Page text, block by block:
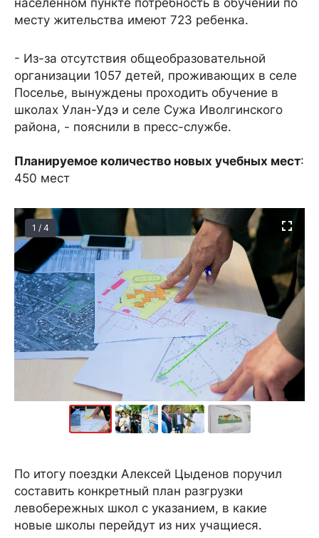
месту жительства имеют 723 ребенка.
- Из-за отсутствия общеобразовательной
организации 1057 детей, проживающих в селе
Поселье, вынуждены проходить обучение в
школах Улан-Удэ и селе Сужа Иволгинского
района, - пояснили в пресс-службе.
Планируемое количество новых учебных мест:
450 мест
1 / 4
По итогу поездки Алексей Цыденов поручил
составить конкретный план разгрузки
левобережных школ с указанием, в какие
новые школы перейдут из них учащиеся.